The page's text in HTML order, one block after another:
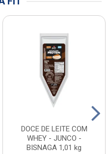
DOCE DE LEITE COM
WHEY - JUNCO -
BISNAGA 1,01 kg